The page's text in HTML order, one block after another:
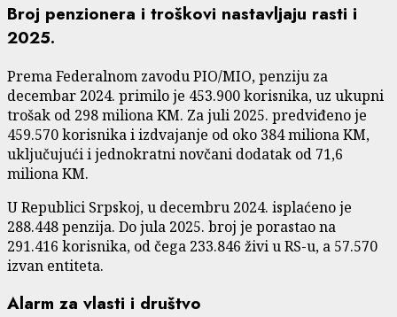
Broj penzionera i troškovi nastavljaju rasti i
2025.
Prema Federalnom zavodu PIO/MIO, penziju za
decembar 2024. primilo je 453.900 korisnika, uz ukupni
trošak od 298 miliona KM. Za juli 2025. predviđeno je
459.570 korisnika i izdvajanje od oko 384 miliona KM,
uključujući i jednokratni novčani dodatak od 71,6
miliona KM.
U Republici Srpskoj, u decembru 2024. isplaćeno je
288.448 penzija. Do jula 2025. broj je porastao na
291.416 korisnika, od čega 233.846 živi u RS-u, a 57.570
izvan entiteta.
Alarm za vlasti i društvo